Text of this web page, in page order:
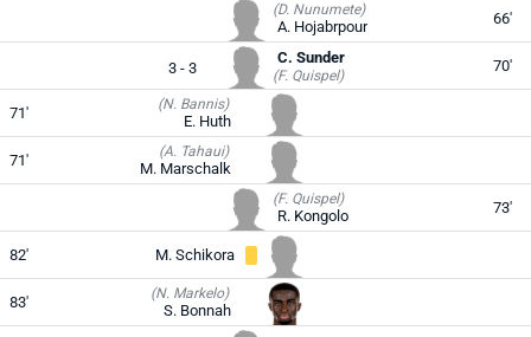
(D. Nunumete)
A. Hojabrpour 66'
3 - 3
C. Sunder
(F. Quispel)
70'
71' (N. Bannis)
E. Huth
71' (A. Tahaui)
M. Marschalk
(F. Quispel)
R. Kongolo 73'
82' M. Schikora
83' (N. Markelo)
S. Bonnah